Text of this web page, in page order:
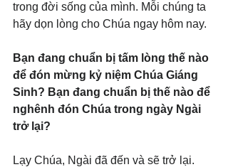
trong đời sống của mình. Mỗi chúng ta
hãy dọn lòng cho Chúa ngay hôm nay.
Bạn đang chuẩn bị tấm lòng thế nào
để đón mừng kỷ niệm Chúa Giáng
Sinh? Bạn đang chuẩn bị thế nào để
nghênh đón Chúa trong ngày Ngài
trở lại?
Lạy Chúa, Ngài đã đến và sẽ trở lại.